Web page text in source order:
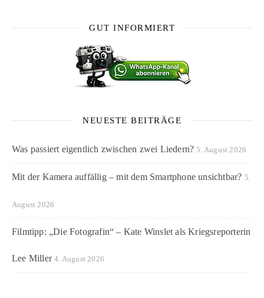
GUT INFORMIERT
NEUESTE BEITRÄGE
Was passiert eigentlich zwischen zwei Liedern? 5. August 2026
Mit der Kamera auffällig – mit dem Smartphone unsichtbar? 5.
August 2026
Filmtipp: „Die Fotografin“ – Kate Winslet als Kriegsreporterin
Lee Miller 4. August 2026